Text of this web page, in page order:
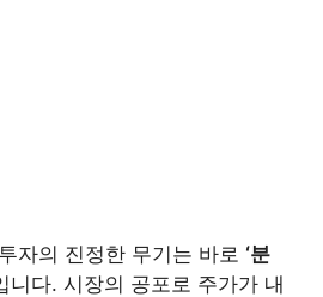
자의 진정한 무기는 바로 ‘분
니다. 시장의 공포로 주가가 내